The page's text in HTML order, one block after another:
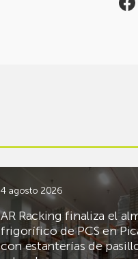
4 agosto 2026
AR Racking finaliza el
frigorífico de PCS en
con estanterías de